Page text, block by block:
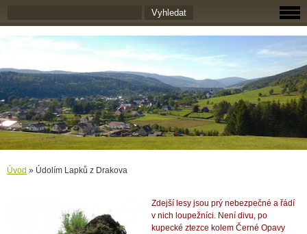
Úvod » Údolím Lapků z Drakova
Zdejší lesy jsou prý nebezpečné a řádí
v nich loupežníci. Není divu, po
kupecké ztezce kolem Černé Opavy